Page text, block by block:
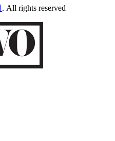
. All rights reserved